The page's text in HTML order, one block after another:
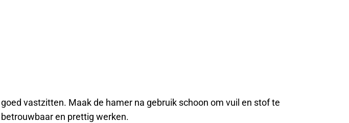
vastzitten. Maak de hamer na gebruik schoon om vuil en stof te
en prettig werken.